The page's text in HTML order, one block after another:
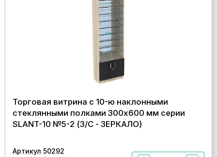
Торговая витрина с 10-ю наклонными
стеклянными полками 300x600 мм серии
SLANT-10 №5-2 (З/C - ЗЕРКАЛО)
Артикул 50292